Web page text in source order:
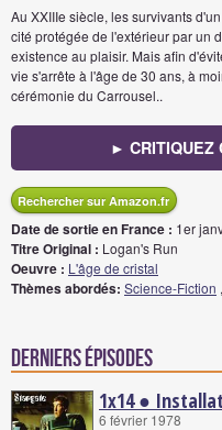
Au XXIIIe siècle, les survivants
cité protégée de l'extérieur par un
existence au plaisir. Mais afin
vie s'arrête à l'âge de 30 ans, à
cérémonie du Carrousel..
► CRITIQUEZ
Rechercher sur Amazon.fr
Date de sortie en France : 1er
Titre Original : Logan's Run
Oeuvre : L'âge de cristal
Thèmes abordés: Science-Fiction ,
Derniers épisodes
1x14 ●
6 février 1978